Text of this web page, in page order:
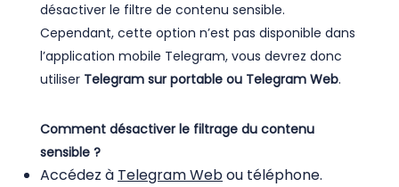
désactiver le filtre de contenu sensible.
Cependant, cette option n’est pas disponible dans
l’application mobile Telegram, vous devrez donc
utiliser Telegram sur portable ou Telegram Web.
Comment désactiver le filtrage du contenu
sensible ?
Accédez à Telegram Webou téléphone.